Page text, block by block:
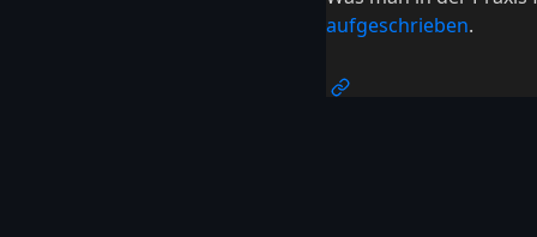
aufgeschrieben.